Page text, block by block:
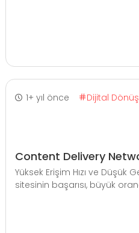
1+ yıl önce Dijital
Content Delivery
Yüksek Erişim Hızı ve Düşük
sitesinin başarısı, büyük